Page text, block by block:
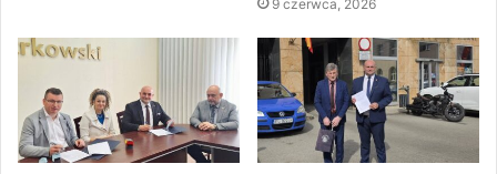
9 czerwca, 2026